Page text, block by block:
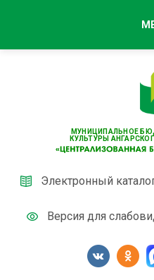
МУНИЦИПАЛЬНОЕ
КУЛЬТУРЫ
Электронный
Версия для